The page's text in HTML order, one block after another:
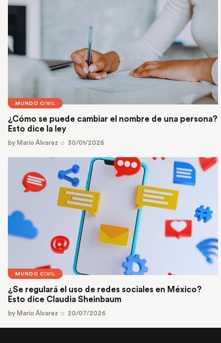
MUNDO CIVIL
¿Cómo se puede cambiar el nombre de una persona?
Esto dice la ley
by Mario Álvarez 30/01/2026
MUNDO CIVIL
¿Se regulará el uso de redes sociales en México?
Esto dice Claudia Sheinbaum
by Mario Álvarez 20/07/2026